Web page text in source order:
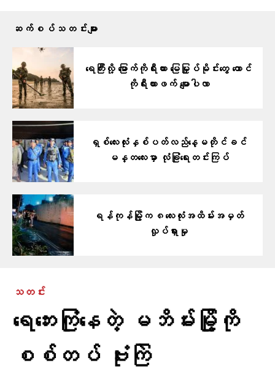
ဆက်စပ်သတင်းများ
ရေကြီးလို့ မြောက်ကိုရီးယား မြေမြှုပ်မိုင်းတွေ တောင်
ကိုရီးယားဖက် မျောပါလာ
ရှစ်လေးလုံးနှစ်ပတ်လည်နေ့မတိုင်ခင်
မန္တလေးမှာ လုံခြုံရေးတင်းကြပ်
ရန်ကုန်မြို့က ၈လေးလုံးအထိမ်းအမှတ်
လှုပ်ရှားမှု
သတင်း
ရေဘေးကြုံနေတဲ့ မဘိမ်းမြို့ကို
စစ်တပ် ဗုံးကြဲ